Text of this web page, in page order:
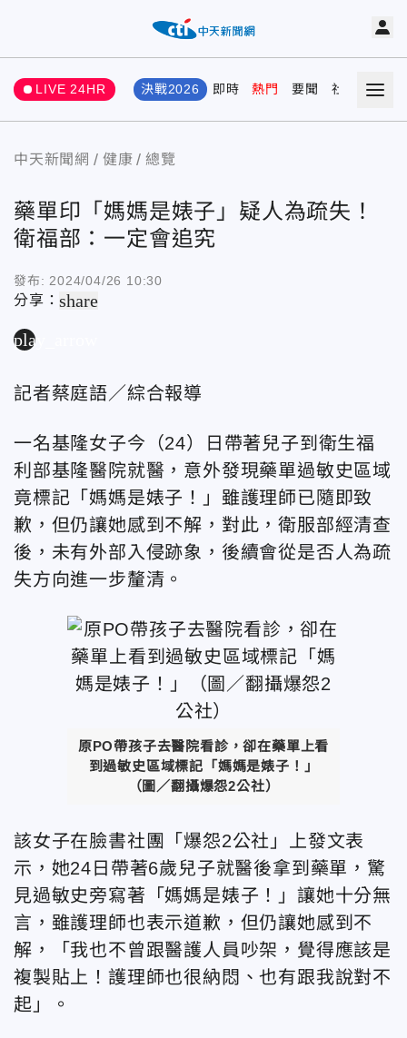
LIVE 24HR 決戰2026 即時 熱門 要聞 社會 娛樂
中天新聞網 健康 總覽
藥單印「媽媽是婊子」疑人為疏失！
衛福部：一定會追究
發布: 2024/04/26 10:30
分享：share
play_arrow
記者蔡庭語／綜合報導
一名基隆女子今（24）日帶著兒子到衛生福
利部基隆醫院就醫，意外發現藥單過敏史區域
竟標記「媽媽是婊子！」雖護理師已隨即致
歉，但仍讓她感到不解，對此，衛服部經清查
後，未有外部入侵跡象，後續會從是否人為疏
失方向進一步釐清。
原PO帶孩子去醫院看診，卻在藥單上看
到過敏史區域標記「媽媽是婊子！」
（圖／翻攝爆怨2公社）
該女子在臉書社團「爆怨2公社」上發文表
示，她24日帶著6歲兒子就醫後拿到藥單，驚
見過敏史旁寫著「媽媽是婊子！」讓她十分無
言，雖護理師也表示道歉，但仍讓她感到不
解，「我也不曾跟醫護人員吵架，覺得應該是
複製貼上！護理師也很納悶、也有跟我說對不
起」。